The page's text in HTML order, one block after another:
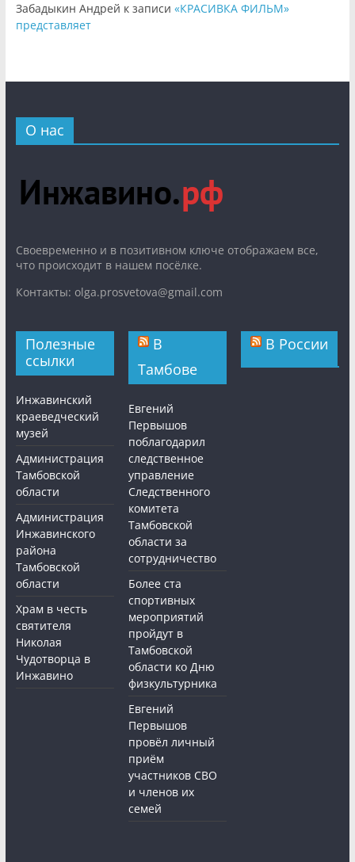
Забадыкин Андрей к записи «КРАСИВКА ФИЛЬМ»
представляет
О нас
Cвоевременно и в позитивном ключе отображаем все,
что происходит в нашем посёлке.
Контакты: olga.prosvetova@gmail.com
Полезные
ссылки
Инжавинский
краеведческий
музей
Администрация
Тамбовской
области
Администрация
Инжавинского
района
Тамбовской
области
Храм в честь
святителя
Николая
Чудотворца в
Инжавино
В
Тамбове
Евгений
Первышов
поблагодарил
следственное
управление
Следственного
комитета
Тамбовской
области за
сотрудничество
Более ста
спортивных
мероприятий
пройдут в
Тамбовской
области ко Дню
физкультурника
Евгений
Первышов
провёл личный
приём
участников СВО
и членов их
семей
В России